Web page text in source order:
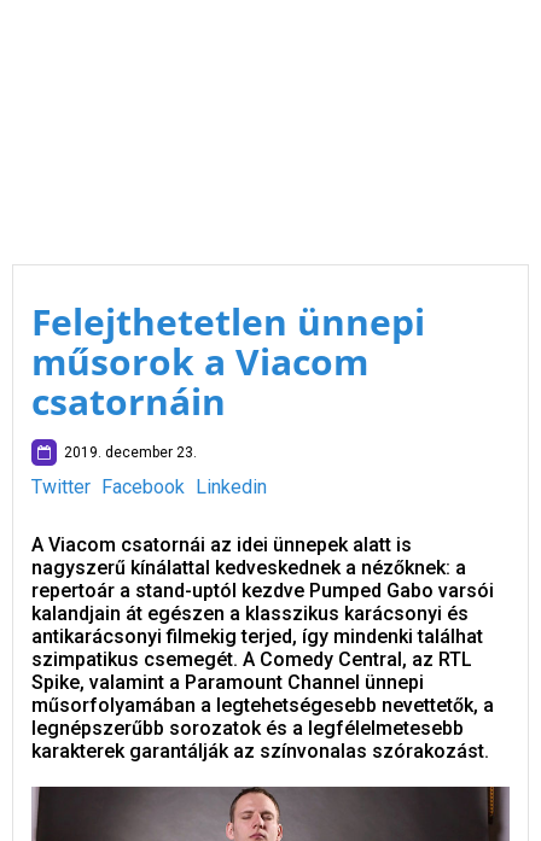
Felejthetetlen ünnepi
műsorok a Viacom
csatornáin
2019. december 23.
Twitter Facebook Linkedin
A Viacom csatornái az idei ünnepek alatt is
nagyszerű kínálattal kedveskednek a nézőknek: a
repertoár a stand-uptól kezdve Pumped Gabo varsói
kalandjain át egészen a klasszikus karácsonyi és
antikarácsonyi filmekig terjed, így mindenki találhat
szimpatikus csemegét. A Comedy Central, az RTL
Spike, valamint a Paramount Channel ünnepi
műsorfolyamában a legtehetségesebb nevettetők, a
legnépszerűbb sorozatok és a legfélelmetesebb
karakterek garantálják az színvonalas szórakozást.